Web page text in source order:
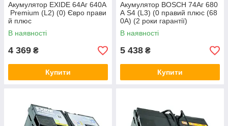
Акумулятор EXIDE 64Аг 640А
Premium (L2) (0) Євро прави
й плюс
В наявності
4 369 ₴
Купити
Акумулятор BOSCH 74Аг 680
А S4 (L3) (0 правий плюс (68
0А) (2 роки гарантії)
В наявності
5 438 ₴
Купити